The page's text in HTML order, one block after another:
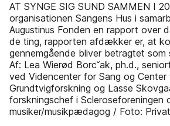
AT SYNGE SIG SUND SAMMEN I
organisationen Sangens Hus i
Augustinus Fonden en rapport over
de ting, rapporten afdækker er, at
gennemgående bliver betragtet som
Af: Lea Wierød Borcˇak, ph.d.,
ved Videncenter for Sang og Center
Grundtvigforskning og Lasse
forskningschef i Scleroseforeningen
musiker/musikpædagog / Foto: